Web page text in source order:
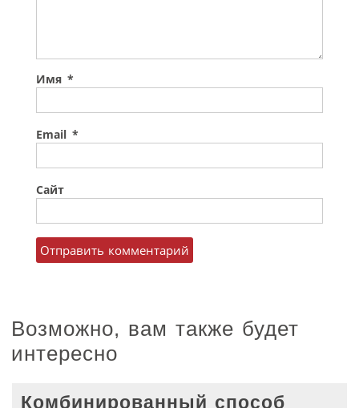
Имя *
Email *
Сайт
Возможно, вам также будет
интересно
Комбинированный способ